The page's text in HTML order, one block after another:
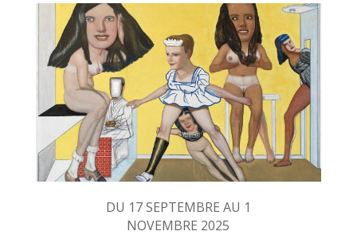
DU 17 SEPTEMBRE AU 1
NOVEMBRE 2025